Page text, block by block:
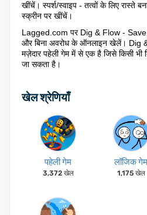
खींचें। स्पर्श/स्वाइप - तत्वों के लिए रास्ते
स्क्रीन पर खींचें।
Lagged.com पर Dig & Flow -
और बिना अवरोध के ऑनलाइन खेलें। Dig
मज़ेदार पहेली गेम में से एक है जिसे किसी
जा सकता है।
खेल श्रेणियाँ
पहेली गेम
3,372 खेल
लॉजिक गेम
1,175 खेल